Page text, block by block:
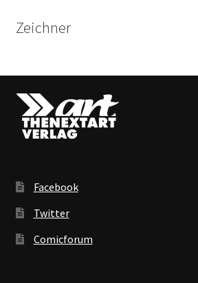
Zeichner
Facebook
Twitter
Comicforum